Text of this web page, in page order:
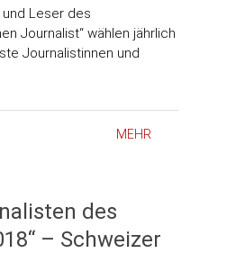
Leser des
Journalist“ wählen jährlich
Journalistinnen und
MEHR
des
– Schweizer